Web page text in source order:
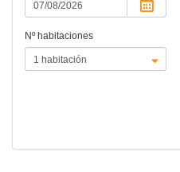
Nº habitaciones